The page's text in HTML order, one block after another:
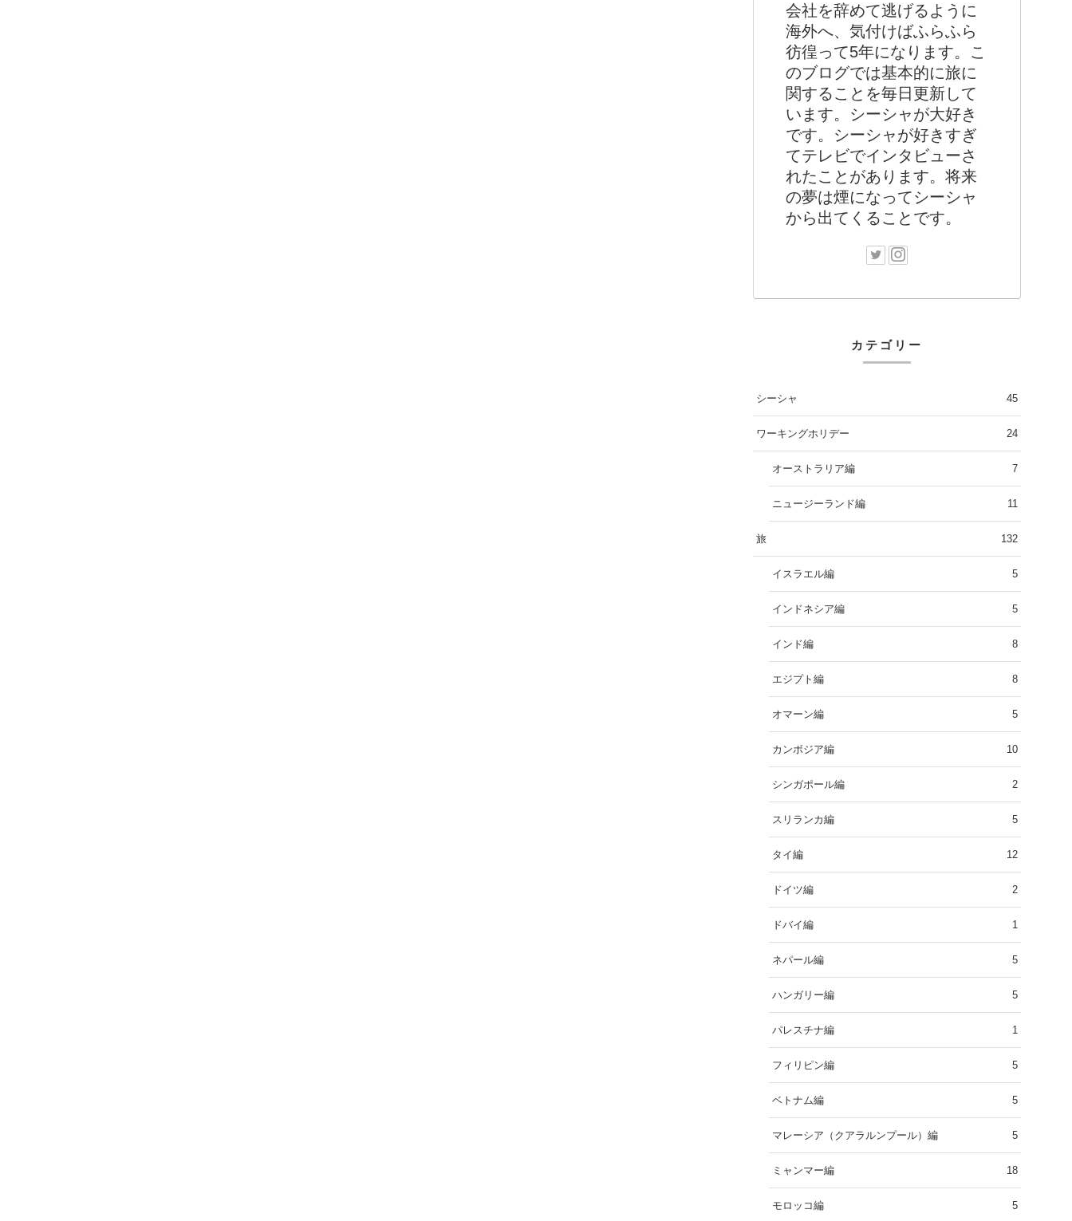
会社を辞めて逃げるように
海外へ、気付けばふらふら
彷徨って5年になります。こ
のブログでは基本的に旅に
関することを毎日更新して
います。シーシャが大好き
です。シーシャが好きすぎ
てテレビでインタビューさ
れたことがあります。将来
の夢は煙になってシーシャ
から出てくることです。
カテゴリー
シーシャ 45
ワーキングホリデー 24
オーストラリア編 7
ニュージーランド編 11
旅 132
イスラエル編 5
インドネシア編 5
インド編 8
エジプト編 8
オマーン編 5
カンボジア編 10
シンガポール編 2
スリランカ編 5
タイ編 12
ドイツ編 2
ドバイ編 1
ネパール編 5
ハンガリー編 5
パレスチナ編 1
フィリピン編 5
ベトナム編 5
マレーシア（クアラルンプール）編 5
ミャンマー編 18
モロッコ編 5